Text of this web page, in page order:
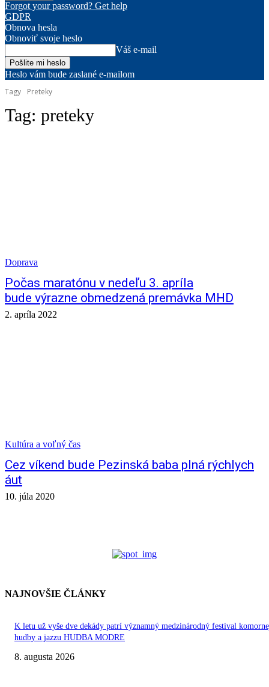
Forgot your password? Get help
GDPR
Obnova hesla
Obnoviť svoje heslo
Váš e-mail
Heslo vám bude zaslané e-mailom
Tagy
Preteky
Tag: preteky
Doprava
Počas maratónu v nedeľu 3. apríla
bude výrazne obmedzená premávka MHD
2. apríla 2022
Kultúra a voľný čas
Cez víkend bude Pezinská baba plná rýchlych
áut
10. júla 2020
NAJNOVŠIE ČLÁNKY
K letu už vyše dve dekády patrí významný medzinárodný festival
hudby a jazzu HUDBA MODRE
8. augusta 2026